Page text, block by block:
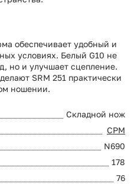
обеспечивает удобный и
условиях. Белый G10 не
но и улучшает сцепление.
SRM 251 практически
ношении.
Складной нож
СРМ
N690
178
76